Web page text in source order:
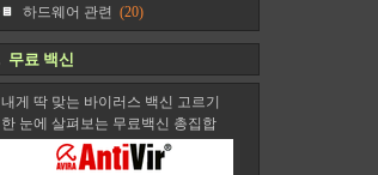
하드웨어 관련 (20)
무료 백신
내게 딱 맞는 바이러스 백신 고르기
한 눈에 살펴보는 무료백신 총집합